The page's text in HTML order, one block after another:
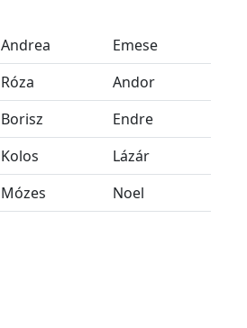
Andrea
Emese
Róza
Andor
Borisz
Endre
Kolos
Lázár
Mózes Noel